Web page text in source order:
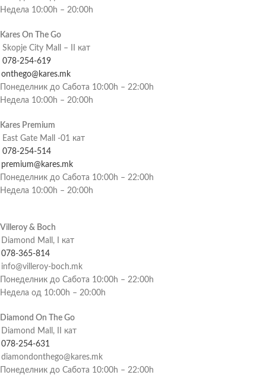
Недела 10:00h – 20:00h
Kares On The Go
Skopje City Mall – II кат
078-254-619
onthego@kares.mk
Понеделник до Сабота 10:00h – 22:00h
Недела 10:00h – 20:00h
Kares Premium
East Gate Mall -01 кат
078-254-514
premium@kares.mk
Понеделник до Сабота 10:00h – 22:00h
Недела 10:00h – 20:00h
Villeroy & Boch
Diamond Mall, I кат
078-365-814
info@villeroy-boch.mk
Понеделник до Сабота 10:00h – 22:00h
Недела од 10:00h – 20:00h
Diamond On The Go
Diamond Mall, II кат
078-254-631
diamondonthego@kares.mk
Понеделник до Сабота 10:00h – 22:00h